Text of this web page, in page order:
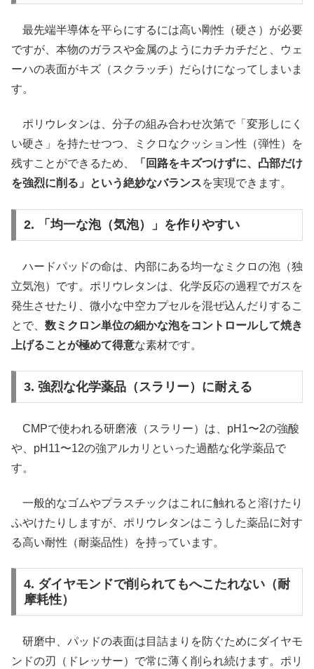
最先端半導体を平らにするには高い剛性（硬さ）が必要
ですが、本物のガラスや金属のようにカチカチだと、ウェ
ーハの表面がキズ（スクラッチ）だらけになってしまいま
す。
ポリウレタンは、分子の組み合わせ次第で「変形しにく
い硬さ」を持たせつつ、ミクロなクッション性（弾性）を
残すことができるため、
「回路をキズつけずに、凸部だけ
を強烈に削る」という絶妙なバランスを実現できます。
2. 「均一な泡（気泡）」を作りやすい
ハードパッドの命は、内部にある均一なミクロの泡（独
立気泡）です。ポリウレタンは、化学反応の過程でガスを
発生させたり、微小な中空カプセルを混ぜ込んだりするこ
とで、 数ミクロン単位の細かな泡をコントロールして焼き
上げることが極めて得意な素材です。
3. 強烈な化学薬品（スラリー）に耐える
CMPで使われる研磨液（スラリー）は、pH1〜2の強酸
や、pH11〜12の強アルカリといった過酷な化学薬品で
す。
一般的なゴムやプラスチックはこれに触れると溶けたり
ふやけたりしますが、ポリウレタンはこうした薬品に対す
る高い耐性（耐薬品性）を持っています。
4. ダイヤモンドで削られてもへこたれない（耐
摩耗性）
研磨中、パッドの表面は目詰まりを防ぐためにダイヤモ
ンドの刃（ドレッサー）で常に薄く削られ続けます。ポリ